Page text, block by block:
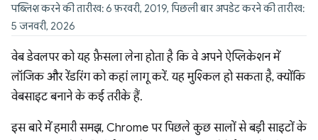
पब्लिश करने की तारीख: 6 फ़रवरी, 2019, पिछली बार अपडेट करने की तारीख:
5 जनवरी, 2026
वेब डेवलपर को यह फ़ैसला लेना होता है कि वे अपने ऐप्लिकेशन में
लॉजिक और रेंडरिंग को कहां लागू करें. यह मुश्किल हो सकता है, क्योंकि
वेबसाइट बनाने के कई तरीके हैं.
इस बारे में हमारी समझ, Chrome पर पिछले कुछ सालों से बड़ी साइटों के